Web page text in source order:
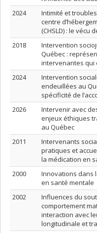
2024
Intimité et
centre
(CHSLD) : le vécu
2018
Intervention
Québec :
intervenantes qui
2024
Intervention
endeuillées au
spécificité de
2026
Intervenir avec
enjeux éthiques
au Québec
2011
Intervenants
pratiques et
la médication en
2000
Innovations dans
en santé mentale
2002
Influences du
comportement
interaction avec
longitudinale et